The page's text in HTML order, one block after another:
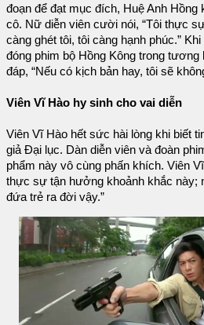
đoạn để đạt mục đích, Huệ Anh Hồng
cô. Nữ diễn viên cười nói, “Tôi thực
càng ghét tôi, tôi càng hạnh phúc.”
đóng phim bộ Hồng Kông trong tương
đáp, “Nếu có kịch bản hay, tôi sẽ
Viên Vĩ Hào hy sinh cho vai diễn
Viên Vĩ Hào hết sức hài lòng khi biết
giả Đại lục. Dàn diễn viên và đoàn
phẩm này vô cùng phấn khích. Viên
thực sự tận hưởng khoảnh khắc này;
đứa trẻ ra đời vậy.”